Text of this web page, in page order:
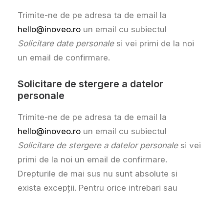
Trimite-ne de pe adresa ta de email la
hello@inoveo.ro un email cu subiectul
Solicitare date personalesi vei primi de la noi
un email de confirmare.
Solicitare de stergere a datelor
personale
Trimite-ne de pe adresa ta de email la
hello@inoveo.ro un email cu subiectul
Solicitare de stergere a datelor personalesi vei
primi de la noi un email de confirmare.
Drepturile de mai sus nu sunt absolute si
exista excepții. Pentru orice intrebari sau